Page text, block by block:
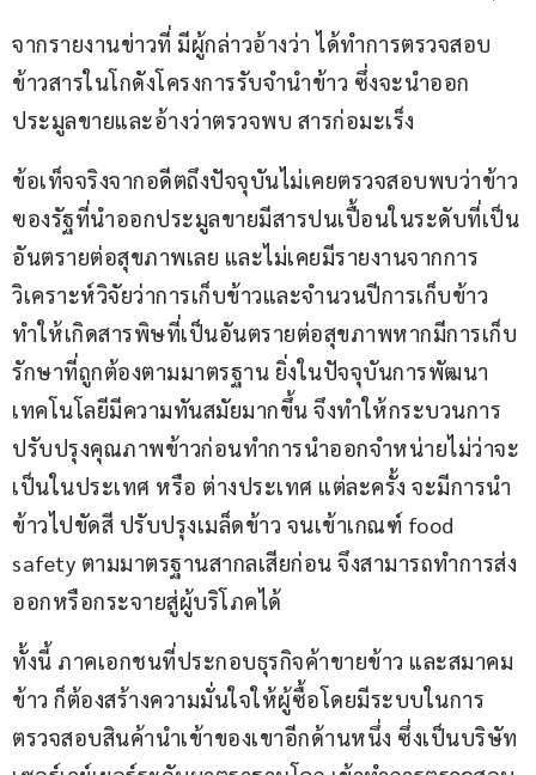
จากรายงานข่าวที่ มีผู้กล่าวอ้างว่า ได้ทำการตรวจสอบ
ข้าวสารในโกดังโครงการรับจำนำข้าว ซึ่งจะนำออก
ประมูลขายและอ้างว่าตรวจพบ สารก่อมะเร็ง
ข้อเท็จจริงจากอดีตถึงปัจจุบันไม่เคยตรวจสอบพบว่าข้าว
ฃองรัฐที่นำออกประมูลขายมีสารปนเปื้อนในระดับที่เป็น
อันตรายต่อสุขภาพเลย และไม่เคยมีรายงานจากการ
วิเคราะห์วิจัยว่าการเก็บข้าวและจำนวนปีการเก็บข้าว
ทำให้เกิดสารพิษที่เป็นอันตรายต่อสุขภาพหากมีการเก็บ
รักษาที่ถูกต้องตามมาตรฐาน ยิ่งในปัจจุบันการพัฒนา
เทคโนโลยีมีความทันสมัยมากขึ้น จึงทำให้กระบวนการ
ปรับปรุงคุณภาพข้าวก่อนทำการนำออกจำหน่ายไม่ว่าจะ
เป็นในประเทศ หรือ ต่างประเทศ แต่ละครั้ง จะมีการนำ
ข้าวไปขัดสี ปรับปรุงเมล็ดข้าว จนเข้าเกณฑ์ food
safety ตามมาตรฐานสากลเสียก่อน จึงสามารถทำการส่ง
ออกหรือกระจายสู่ผู้บริโภคได้
ทั้งนี้ ภาคเอกชนที่ประกอบธุรกิจค้าขายข้าว และสมาคม
ข้าว ก็ต้องสร้างความมั่นใจให้ผู้ซื้อโดยมีระบบในการ
ตรวจสอบสินค้านำเข้าของเขาอีกด้านหนึ่ง ซึ่งเป็นบริษัท